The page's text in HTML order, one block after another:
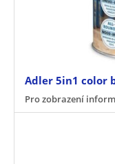
Adler 5in1 color
Pro zobrazení